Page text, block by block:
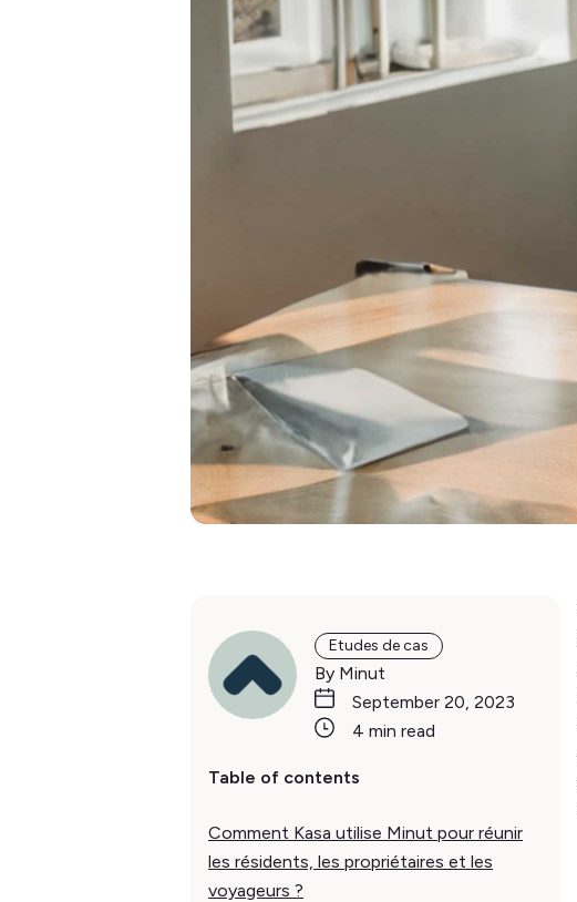
Etudes de cas
By Minut
September 20, 2023
4 min read
Table of contents
Comment Kasa utilise Minut pour réunir
les résidents, les propriétaires et les
voyageurs ?